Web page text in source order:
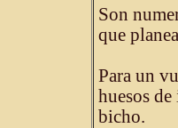
Son
que
Para un
huesos
bicho.